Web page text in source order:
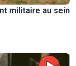
militaire au sein